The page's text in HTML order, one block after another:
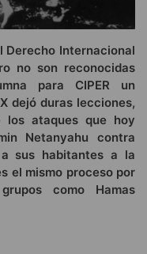
Derecho Internacional
no son reconocidas
para CIPER un
dejó duras lecciones,
los ataques que hoy
Netanyahu contra
sus habitantes a la
el mismo proceso por
como Hamas